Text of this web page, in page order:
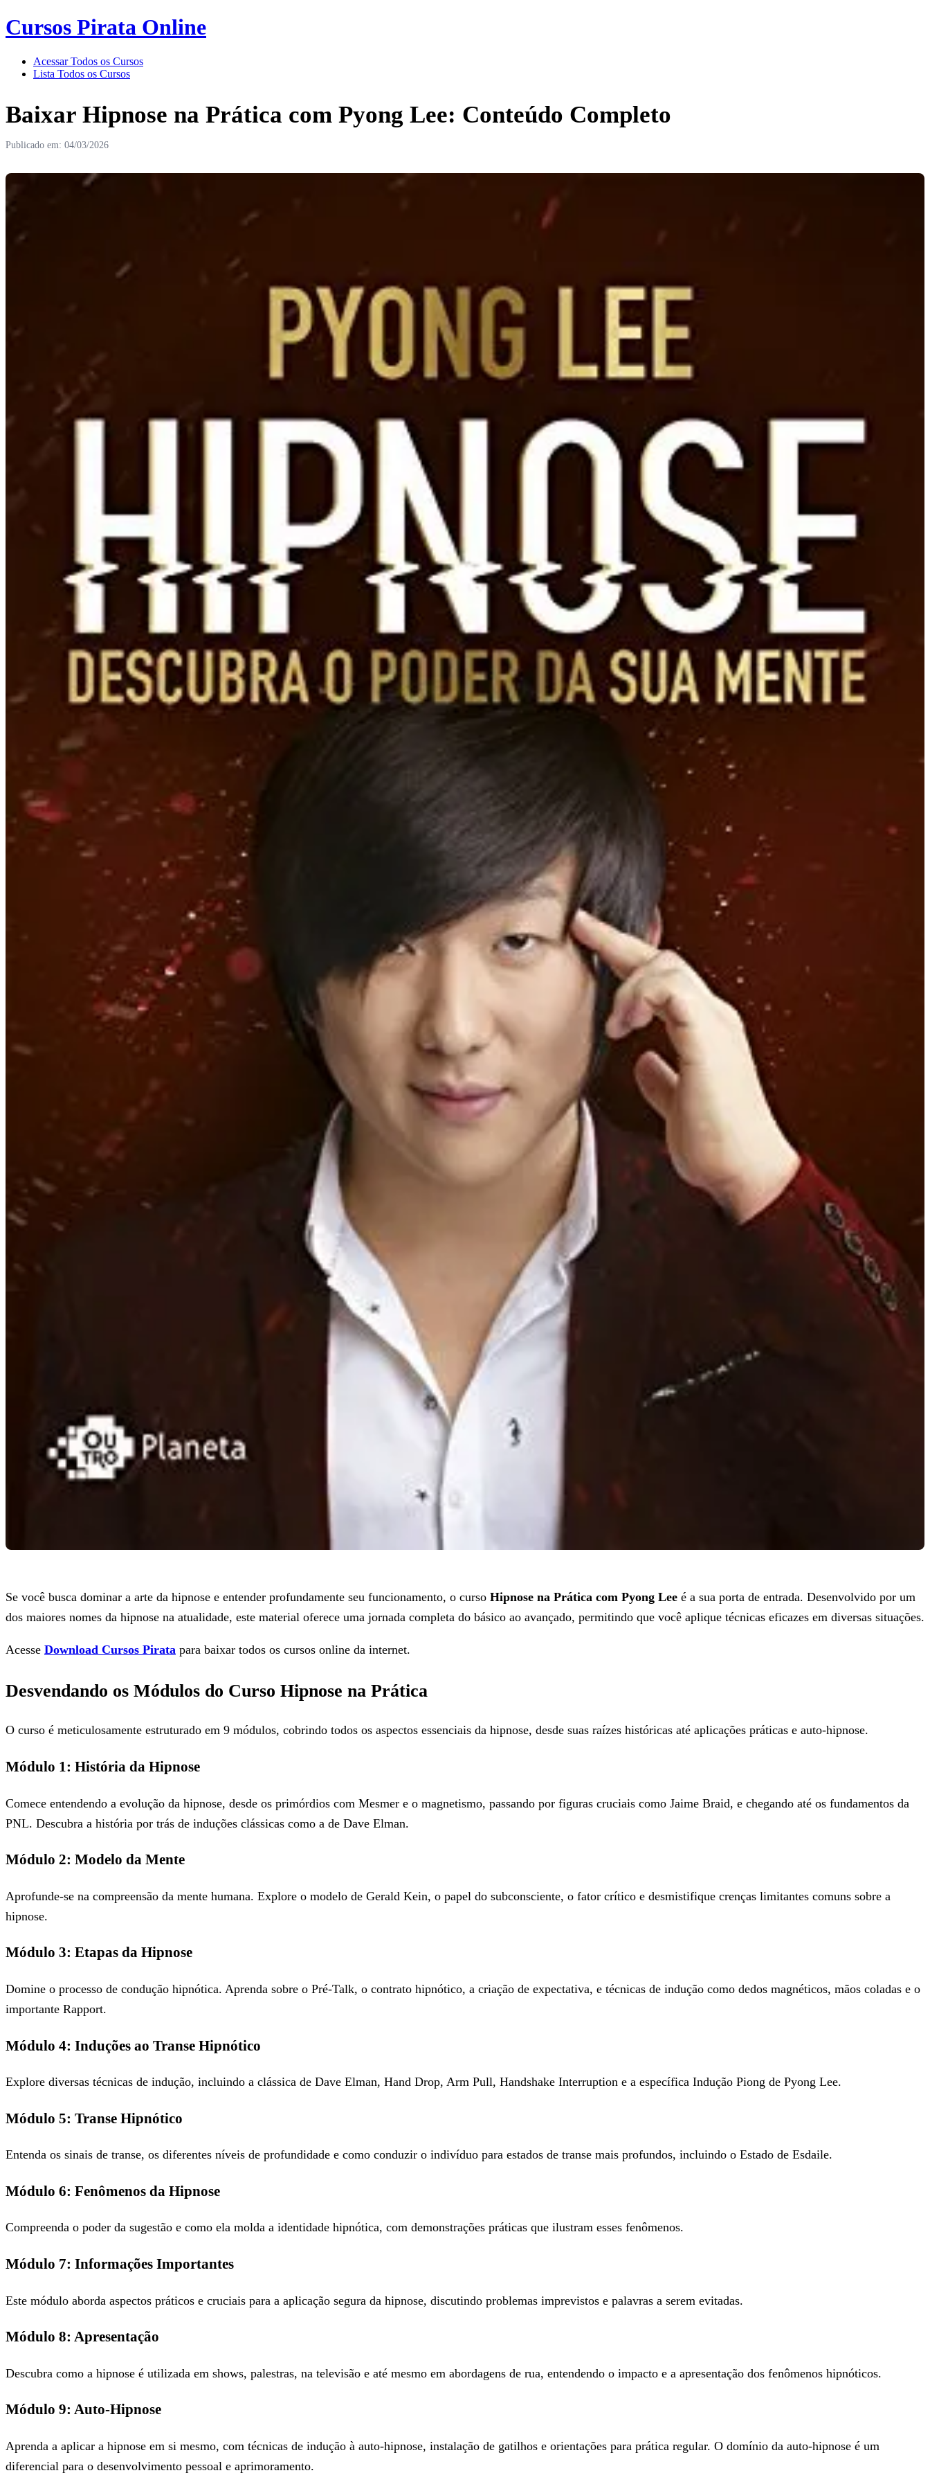
Cursos Pirata Online
Acessar Todos os Cursos
Lista Todos os Cursos
Baixar Hipnose na Prática com Pyong Lee: Conteúdo Completo
Publicado em: 04/03/2026
Se você busca dominar a arte da hipnose e entender profundamente seu funcionamento, o curso Hipnose na Prática com Pyong Lee é a sua porta de entrada. Desenvolvido por um
dos maiores nomes da hipnose na atualidade, este material oferece uma jornada completa do básico ao avançado, permitindo que você aplique técnicas eficazes em diversas situações.
Acesse Download Cursos Pirata para baixar todos os cursos online da internet.
Desvendando os Módulos do Curso Hipnose na Prática
O curso é meticulosamente estruturado em 9 módulos, cobrindo todos os aspectos essenciais da hipnose, desde suas raízes históricas até aplicações práticas e auto-hipnose.
Módulo 1: História da Hipnose
Comece entendendo a evolução da hipnose, desde os primórdios com Mesmer e o magnetismo, passando por figuras cruciais como Jaime Braid, e chegando até os fundamentos da
PNL. Descubra a história por trás de induções clássicas como a de Dave Elman.
Módulo 2: Modelo da Mente
Aprofunde-se na compreensão da mente humana. Explore o modelo de Gerald Kein, o papel do subconsciente, o fator crítico e desmistifique crenças limitantes comuns sobre a
hipnose.
Módulo 3: Etapas da Hipnose
Domine o processo de condução hipnótica. Aprenda sobre o Pré-Talk, o contrato hipnótico, a criação de expectativa, e técnicas de indução como dedos magnéticos, mãos coladas e o
importante Rapport.
Módulo 4: Induções ao Transe Hipnótico
Explore diversas técnicas de indução, incluindo a clássica de Dave Elman, Hand Drop, Arm Pull, Handshake Interruption e a específica Indução Piong de Pyong Lee.
Módulo 5: Transe Hipnótico
Entenda os sinais de transe, os diferentes níveis de profundidade e como conduzir o indivíduo para estados de transe mais profundos, incluindo o Estado de Esdaile.
Módulo 6: Fenômenos da Hipnose
Compreenda o poder da sugestão e como ela molda a identidade hipnótica, com demonstrações práticas que ilustram esses fenômenos.
Módulo 7: Informações Importantes
Este módulo aborda aspectos práticos e cruciais para a aplicação segura da hipnose, discutindo problemas imprevistos e palavras a serem evitadas.
Módulo 8: Apresentação
Descubra como a hipnose é utilizada em shows, palestras, na televisão e até mesmo em abordagens de rua, entendendo o impacto e a apresentação dos fenômenos hipnóticos.
Módulo 9: Auto-Hipnose
Aprenda a aplicar a hipnose em si mesmo, com técnicas de indução à auto-hipnose, instalação de gatilhos e orientações para prática regular. O domínio da auto-hipnose é um
diferencial para o desenvolvimento pessoal e aprimoramento.